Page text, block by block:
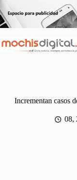
Saltar
al
contenido
Incrementan casos
08,